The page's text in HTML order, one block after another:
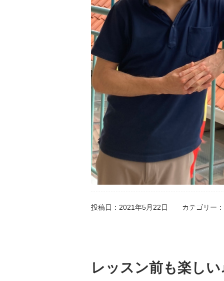
投稿日：2021年5月22日 カテゴリー：
レッスン前も楽しい